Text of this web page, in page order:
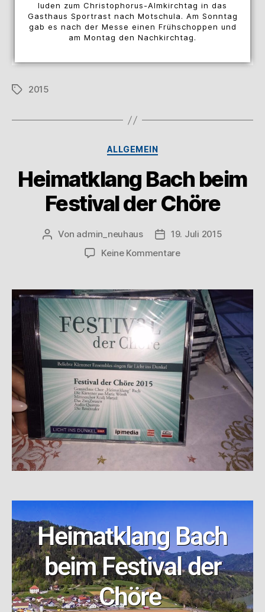
luden zum Christophorus-Almkirchtag in das
Gasthaus Sportrast nach Motschula. Am Sonntag
gab es nach der Messe einen Frühschoppen und
am Montag den Nachkirchtag.
2015
ALLGEMEIN
Heimatklang Bach beim
Festival der Chöre
Von admin_neuhaus
19. Juli 2015
Keine Kommentare
Heimatklang Bach
beim Festival der
Chöre